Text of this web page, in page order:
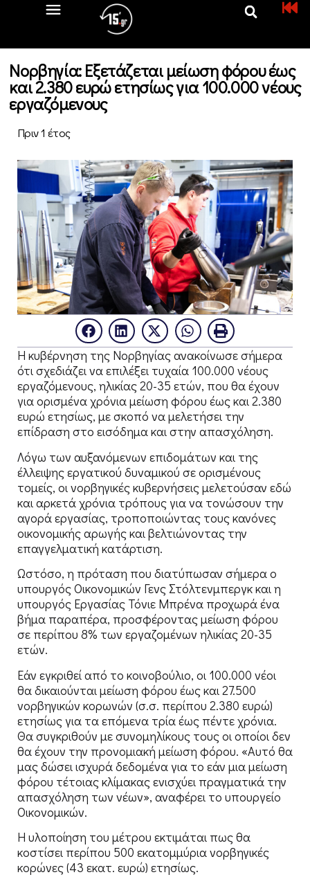
Νορβηγία: Εξετάζεται μείωση φόρου έως
και 2.380 ευρώ ετησίως για 100.000 νέους
εργαζόμενους
Πριν 1 έτος
Η κυβέρνηση της Νορβηγίας ανακοίνωσε σήμερα
ότι σχεδιάζει να επιλέξει τυχαία 100.000 νέους
εργαζόμενους, ηλικίας 20-35 ετών, που θα έχουν
για ορισμένα χρόνια μείωση φόρου έως και 2.380
ευρώ ετησίως, με σκοπό να μελετήσει την
επίδραση στο εισόδημα και στην απασχόληση.
Λόγω των αυξανόμενων επιδομάτων και της
έλλειψης εργατικού δυναμικού σε ορισμένους
τομείς, οι νορβηγικές κυβερνήσεις μελετούσαν εδώ
και αρκετά χρόνια τρόπους για να τονώσουν την
αγορά εργασίας, τροποποιώντας τους κανόνες
οικονομικής αρωγής και βελτιώνοντας την
επαγγελματική κατάρτιση.
Ωστόσο, η πρόταση που διατύπωσαν σήμερα ο
υπουργός Οικονομικών Γενς Στόλτενμπεργκ και η
υπουργός Εργασίας Τόνιε Μπρένα προχωρά ένα
βήμα παραπέρα, προσφέροντας μείωση φόρου
σε περίπου 8% των εργαζομένων ηλικίας 20-35
ετών.
Εάν εγκριθεί από το κοινοβούλιο, οι 100.000 νέοι
θα δικαιούνται μείωση φόρου έως και 27.500
νορβηγικών κορωνών (σ.σ. περίπου 2.380 ευρώ)
ετησίως για τα επόμενα τρία έως πέντε χρόνια.
Θα συγκριθούν με συνομηλίκους τους οι οποίοι δεν
θα έχουν την προνομιακή μείωση φόρου. «Αυτό θα
μας δώσει ισχυρά δεδομένα για το εάν μια μείωση
φόρου τέτοιας κλίμακας ενισχύει πραγματικά την
απασχόληση των νέων», αναφέρει το υπουργείο
Οικονομικών.
Η υλοποίηση του μέτρου εκτιμάται πως θα
κοστίσει περίπου 500 εκατομμύρια νορβηγικές
κορώνες (43 εκατ. ευρώ) ετησίως.